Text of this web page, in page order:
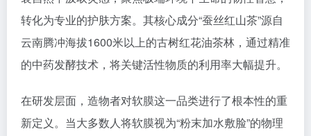
转化为专业的护肤方案。其核心成分“蚕丝红山茶”源自
云南腾冲海拔1600米以上的古树红花油茶林，通过精准
的中药发酵技术，将关键活性物质的利用率大幅提升。
在研发层面，造物者对软膜这一品类进行了根本性的重
新定义。当大多数人将软膜视为“粉末加水敷脸”的物理